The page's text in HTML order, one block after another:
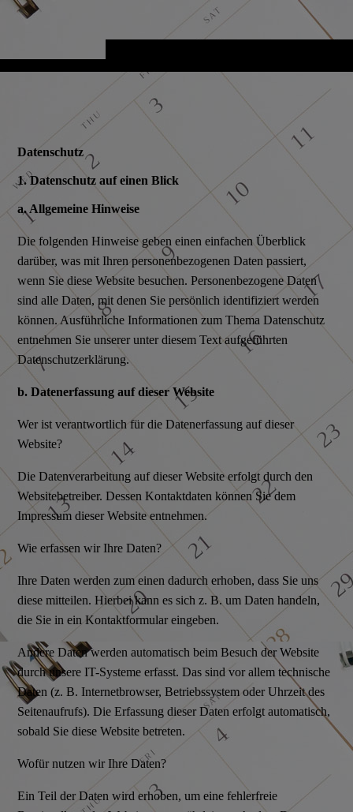
Datenschutz
1. Datenschutz auf einen Blick
a. Allgemeine Hinweise
Die folgenden Hinweise geben einen einfachen Überblick
darüber, was mit Ihren personenbezogenen Daten passiert,
wenn Sie diese Website besuchen. Personenbezogene Daten
sind alle Daten, mit denen Sie persönlich identifiziert werden
können. Ausführliche Informationen zum Thema Datenschutz
entnehmen Sie unserer unter diesem Text aufgeführten
Datenschutzerklärung.
b. Datenerfassung auf dieser Website
Wer ist verantwortlich für die Datenerfassung auf dieser
Website?
Die Datenverarbeitung auf dieser Website erfolgt durch den
Websitebetreiber. Dessen Kontaktdaten können Sie dem
Impressum dieser Website entnehmen.
Wie erfassen wir Ihre Daten?
Ihre Daten werden zum einen dadurch erhoben, dass Sie uns
diese mitteilen. Hierbei kann es sich z. B. um Daten handeln,
die Sie in ein Kontaktformular eingeben.
Andere Daten werden automatisch beim Besuch der Website
durch unsere IT-Systeme erfasst. Das sind vor allem technische
Daten (z. B. Internetbrowser, Betriebssystem oder Uhrzeit des
Seitenaufrufs). Die Erfassung dieser Daten erfolgt automatisch,
sobald Sie diese Website betreten.
Wofür nutzen wir Ihre Daten?
Ein Teil der Daten wird erhoben, um eine fehlerfreie